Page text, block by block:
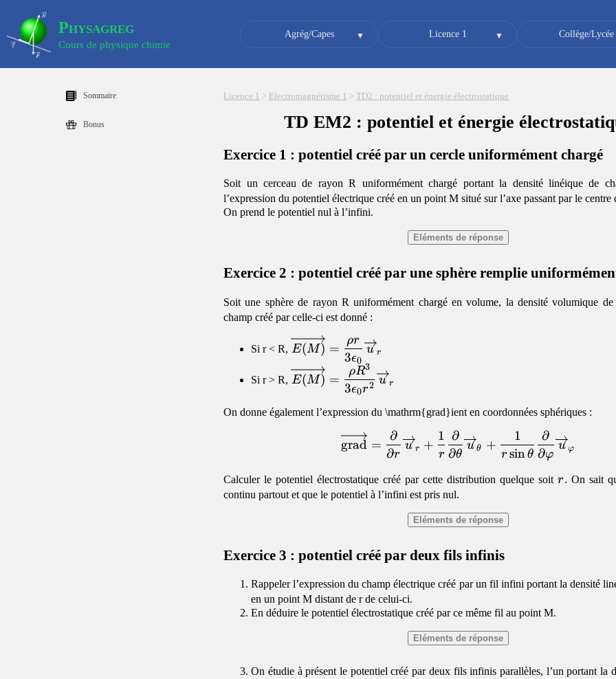
Physagreg
Cours de physique chimie
Agrég/Capes Licence 1 Collège/Lycée
Sommaire
Bonus
Licence 1 > Electromagnétisme 1 >TD2 : potentiel et énergie électrostatique
TD EM2 : potentiel et énergie
Exercice 1 : potentiel créé par un cercle uniformément chargé
Soit un cerceau de rayon R uniformément chargé portant la densité linéique de
l’expression du potentiel électrique créé en un point M situé sur l’axe passant par le centre
On prend le potentiel nul à l’infini.
Exercice 2 : potentiel créé par une sphère remplie
Soit une sphère de rayon R uniformément chargé en volume, la densité volumique de
champ créé par celle-ci est donné :
Si r < R, \overrightarrow{E(M)}=\dfrac{\rho
{3\epsilon_0}\overrightarrow{u}_r
E(M) =
3ϵ0
ρr
u r
Si r > R,
\overrightarrow{E(M)}=\dfrac{\rho
R^3}
E(M) =
3ϵ0r2
ρR3
u r
On donne également l’expression du \mathrm{grad}ient en coordonnées sphériques :
grad =
∂r
∂
u r +
r
1
∂θ
∂
u θ +
r sinθ
1
∂φ
∂
u φ
Calculer le potentiel électrostatique créé par cette distribution quelque soitr
r. On sait
continu partout et que le potentiel à l’infini est pris nul.
Exercice 3 : potentiel créé par deux fils infinis
Rappeler l’expression du champ électrique créé par un fil infini portant la densité
en un point M distant de r de celui-ci.
En déduire le potentiel électrostatique créé par ce même fil au point M.
On étudie à présent le potentiel créé par deux fils infinis parallèles, l’un portant la